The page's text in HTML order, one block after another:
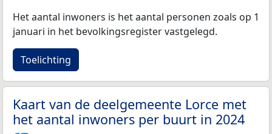
Het aantal inwoners is het aantal personen zoals op 1
januari in het bevolkingsregister vastgelegd.
Toelichting
Kaart van de deelgemeente Lorce met
het aantal inwoners per buurt in 2024